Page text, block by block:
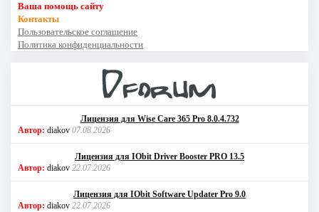
Ваша помощь сайту
Контакты
Пользовательское соглашение
Политика конфиденциальности
Лицензия для Wise Care 365 Pro 8.0.4.732
Автор: diakov 07.08.2026
Лицензия для IObit Driver Booster PRO 13.5
Автор: diakov 22.07.2026
Лицензия для IObit Software Updater Pro 9.0
Автор: diakov 22.07.2026